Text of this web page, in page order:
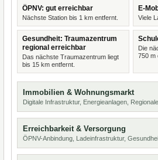
ÖPNV: gut erreichbar
Nächste Station bis 1 km entfernt.
E-
Viele
Gesundheit: Traumazentrum
regional erreichbar
Das nächste Traumazentrum liegt
bis 15 km entfernt.
Die
750 m
Immobilien & Wohnungsmarkt
Digitale Infrastruktur, Energieanlagen,
Erreichbarkeit & Versorgung
ÖPNV-Anbindung, Ladeinfrastruktur,